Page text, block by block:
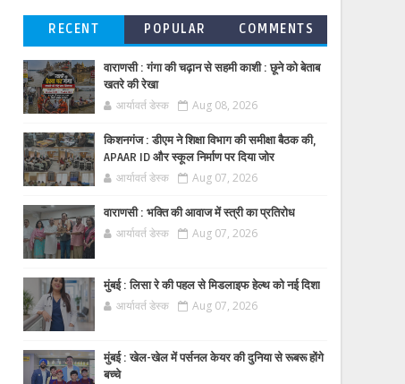
RECENT POPULAR COMMENTS
वाराणसी : गंगा की चढ़ान से सहमी काशी : छूने को बेताब
खतरे की रेखा
आर्यावर्त डेस्क Aug 08, 2026
किशनगंज : डीएम ने शिक्षा विभाग की समीक्षा बैठक की,
APAAR ID और स्कूल निर्माण पर दिया जोर
आर्यावर्त डेस्क Aug 07, 2026
वाराणसी : भक्ति की आवाज में स्त्री का प्रतिरोध
आर्यावर्त डेस्क Aug 07, 2026
मुंबई : लिसा रे की पहल से मिडलाइफ हेल्थ को नई दिशा
आर्यावर्त डेस्क Aug 07, 2026
मुंबई : खेल-खेल में पर्सनल केयर की दुनिया से रूबरू होंगे
बच्चे